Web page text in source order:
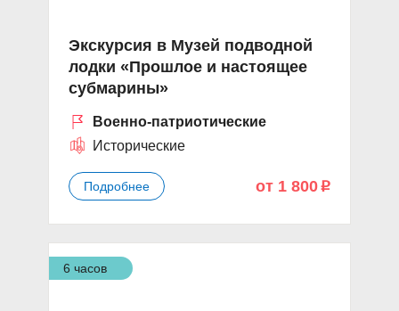
Экскурсия в Музей подводной
лодки «Прошлое и настоящее
субмарины»
Военно-патриотические
Исторические
Подробнее от 1 800 p
6 часов